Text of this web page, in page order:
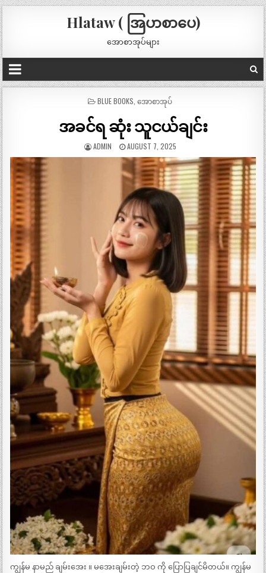
Hlataw ( အြပာစာပေ)
အောစာအုပ်များ
POSTED
BLUE BOOKS အောစာအုပ်
အခင်ရ ဆုံး သူငယ်ချင်း
ADMIN AUGUST 7, 2025
ကျွန်မ နာမည် ချမ်းအေး ။ မအေးချမ်းတဲ့ ဘဝ ကို ပြောပြချင်မိတယ်။ ကျွန်မ